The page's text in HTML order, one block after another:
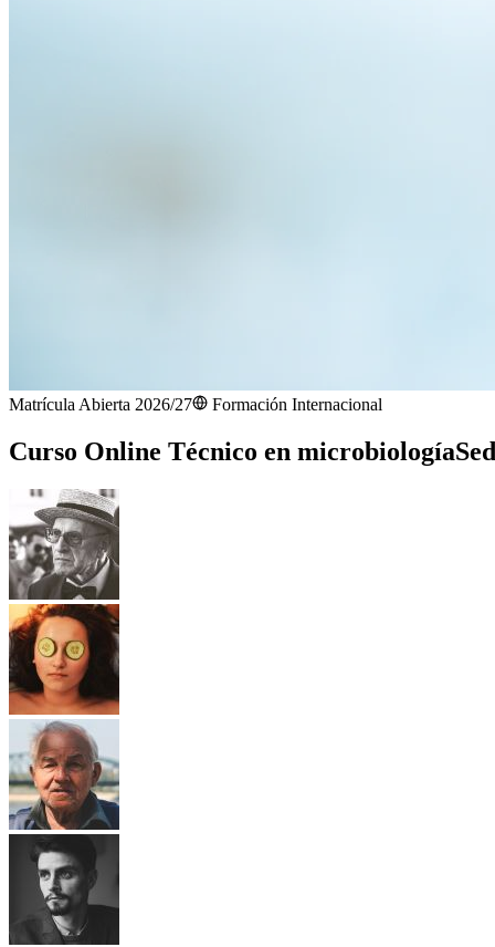
Matrícula Abierta 2026/27 Formación Internacional
Curso Online Técnico en microbiología